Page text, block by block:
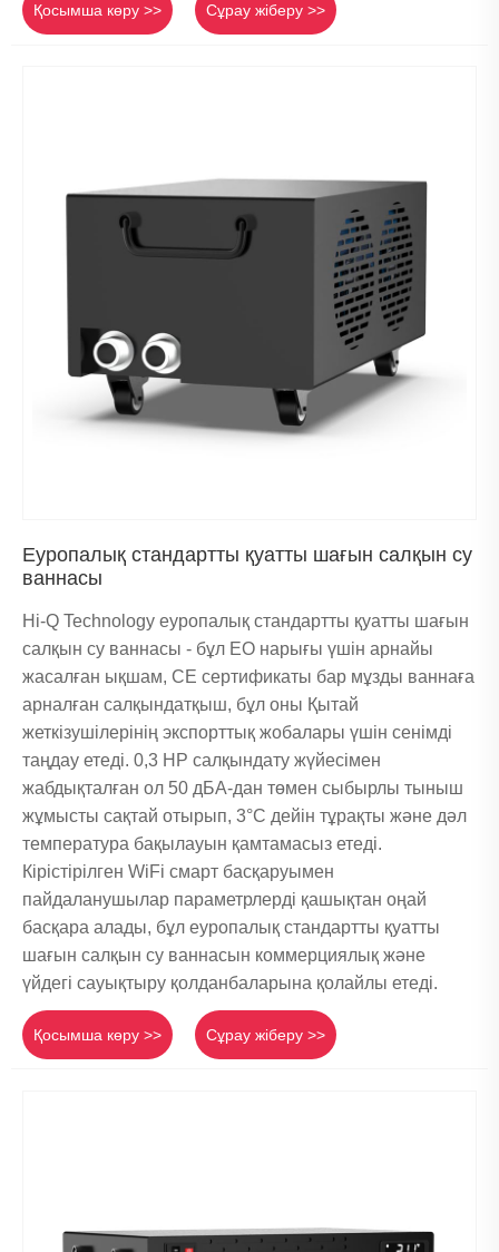
Қосымша көру >> Сұрау жіберу >>
Еуропалық стандартты қуатты шағын салқын су
ваннасы
Hi-Q Technology еуропалық стандартты қуатты шағын
салқын су ваннасы - бұл ЕО нарығы үшін арнайы
жасалған ықшам, CE сертификаты бар мұзды ваннаға
арналған салқындатқыш, бұл оны Қытай
жеткізушілерінің экспорттық жобалары үшін сенімді
таңдау етеді. 0,3 HP салқындату жүйесімен
жабдықталған ол 50 дБА-дан төмен сыбырлы тыныш
жұмысты сақтай отырып, 3°C дейін тұрақты және дәл
температура бақылауын қамтамасыз етеді.
Кірістірілген WiFi смарт басқаруымен
пайдаланушылар параметрлерді қашықтан оңай
басқара алады, бұл еуропалық стандартты қуатты
шағын салқын су ваннасын коммерциялық және
үйдегі сауықтыру қолданбаларына қолайлы етеді.
Қосымша көру >> Сұрау жіберу >>